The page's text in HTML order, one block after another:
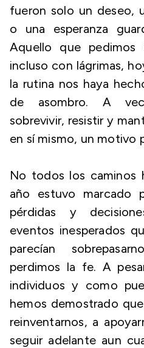
fueron solo un deseo,
o una esperanza
Aquello que
incluso con lágrimas,
la rutina nos haya
de asombro. A
sobrevivir, resistir y
en sí mismo, un motivo
No todos los caminos
año estuvo marcado
pérdidas y
eventos inesperados
parecían
perdimos la fe. A
individuos y como
hemos demostrado
reinventarnos, a
seguir adelante aun